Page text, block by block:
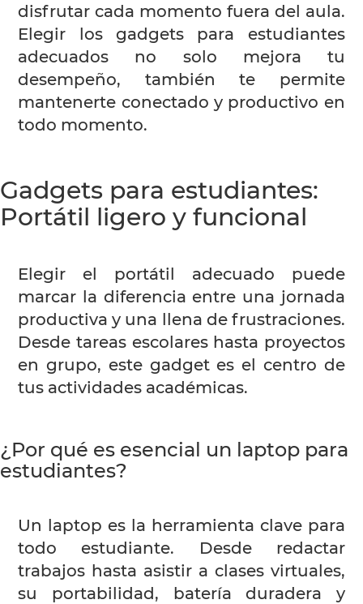
disfrutar cada momento fuera del aula.
Elegir los gadgets para estudiantes
adecuados no solo mejora tu
desempeño, también te permite
mantenerte conectado y productivo en
todo momento.
Gadgets para estudiantes:
Portátil ligero y funcional
Elegir el portátil adecuado puede
marcar la diferencia entre una jornada
productiva y una llena de frustraciones.
Desde tareas escolares hasta proyectos
en grupo, este gadget es el centro de
tus actividades académicas.
¿Por qué es esencial un laptop para
estudiantes?
Un laptop es la herramienta clave para
todo estudiante. Desde redactar
trabajos hasta asistir a clases virtuales,
su portabilidad, batería duradera y